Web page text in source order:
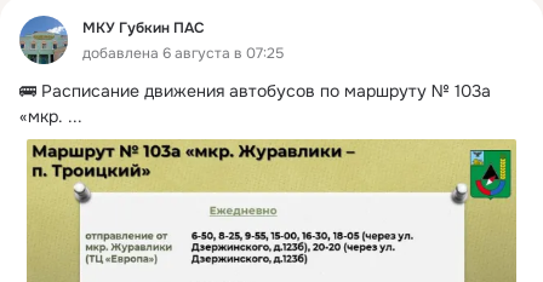
МКУ Губкин ПАС
добавлена 6 августа в 07:25
🚌 Расписание движения автобусов по маршруту № 103а
«мкр. ...